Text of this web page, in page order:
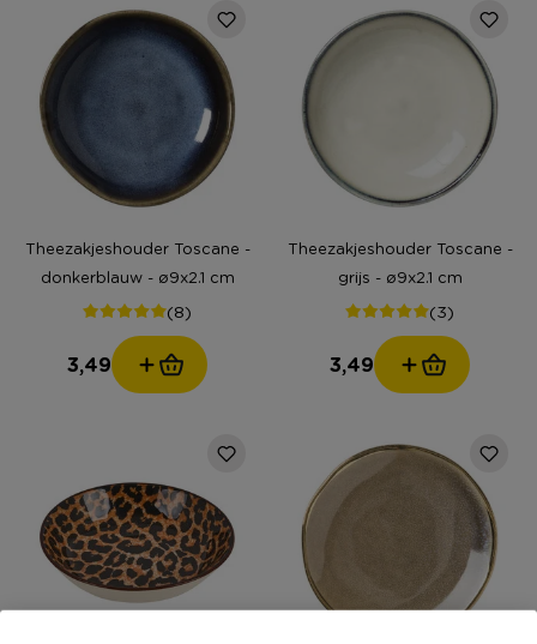
Theezakjeshouder Toscane -
donkerblauw - ø9x2.1 cm
(8)
3,49
Theezakjeshouder Toscane -
grijs - ø9x2.1 cm
(3)
3,49